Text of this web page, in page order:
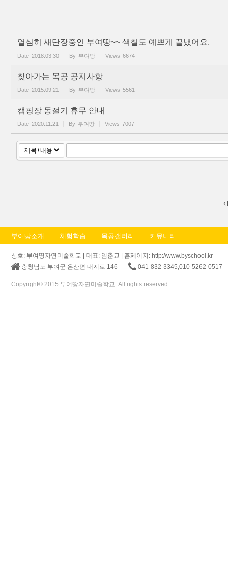
열심히 새단장중인 부여땅~~ 색칠도 예쁘게 끝냈어요.
Date 2018.03.30 By 부여땅 Views 6674
찾아가는 목공 공지사항
Date 2015.09.21 By 부여땅 Views 5561
캠핑장 동절기 휴무 안내
Date 2020.11.21 By 부여땅 Views 7007
부여땅소개 체험학습 목공갤러리 커뮤니티
상호: 부여땅자연미술학교 | 대표: 임춘교 | 홈페이지: http://www.byschool.kr
충청남도 부여군 은산면 내지로 146
041-832-3345,010-5262-0517
Copyright© 2015 부여땅자연미술학교. All rights reserved